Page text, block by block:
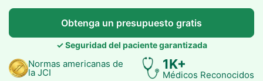
Obtenga un presupuesto gratis
✓ Seguridad del paciente garantizada
Normas americanas de
la JCI
1K+
Médicos Reconocidos